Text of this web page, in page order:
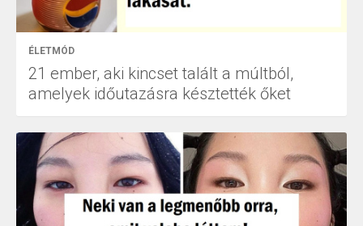
ÉLETMÓD
21 ember, aki kincset talált a múltból,
amelyek időutazásra késztették őket